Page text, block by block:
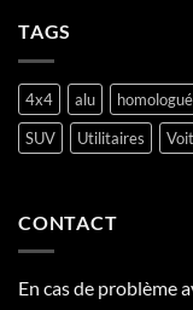
:
tout
ce
qu’il
TAGS
4x4 alu
SUV
Utilitaires
CONTACT
En cas de problème